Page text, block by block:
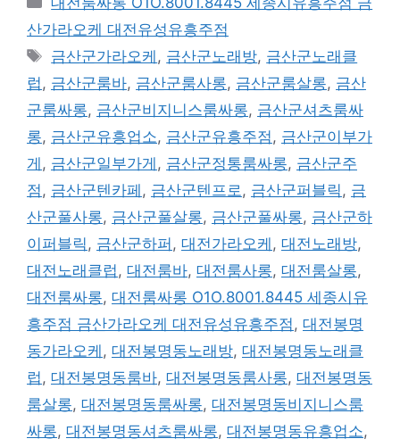
테
고
리
산가라오케 대전유성유흥주점
태
그
금산군가라오케 , 금산군노래방, 금산군노래클
럽 , 금산군룸바, 금산군룸사롱, 금산군룸살롱, 금산
군룸싸롱, 금산군비지니스룸싸롱, 금산군셔츠룸싸
롱, 금산군유흥업소, 금산군유흥주점 , 금산군이부가
게 , 금산군일부가게 , 금산군정통룸싸롱, 금산군주
점 , 금산군텐카페 , 금산군텐프로 , 금산군퍼블릭 , 금
산군풀사롱, 금산군풀살롱, 금산군풀싸롱, 금산군하
이퍼블릭 , 금산군하퍼 , 대전가라오케 , 대전노래방,
대전노래클럽 , 대전룸바, 대전룸사롱, 대전룸살롱,
대전룸싸롱, 대전룸싸롱 O1O.8001.8445 세종시유
흥주점 금산가라오케 대전유성유흥주점 , 대전봉명
동가라오케 , 대전봉명동노래방, 대전봉명동노래클
럽 , 대전봉명동룸바, 대전봉명동룸사롱, 대전봉명동
룸살롱, 대전봉명동룸싸롱, 대전봉명동비지니스룸
싸롱, 대전봉명동셔츠룸싸롱, 대전봉명동유흥업소,